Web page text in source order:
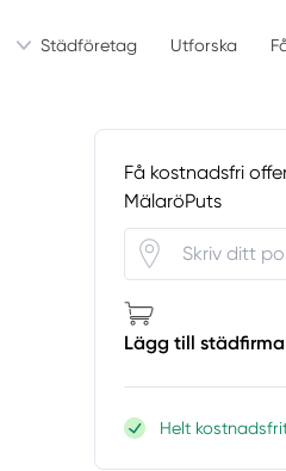
Städföretag Utforska
Få kostnadsfri
MälaröPuts
Lägg till städfirma
Helt